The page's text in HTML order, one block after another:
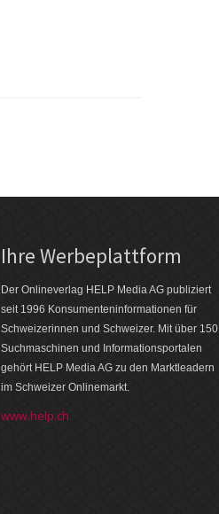
Ihre Werbeplattform
Der Onlineverlag HELP Media AG publiziert
seit 1996 Konsumenten­informationen für
Schweizerinnen und Schweizer. Mit über 150
Suchmaschinen und Informations­portalen
gehört HELP Media AG zu den Markt­leadern
im Schweizer Onlinemarkt.
www.help.ch